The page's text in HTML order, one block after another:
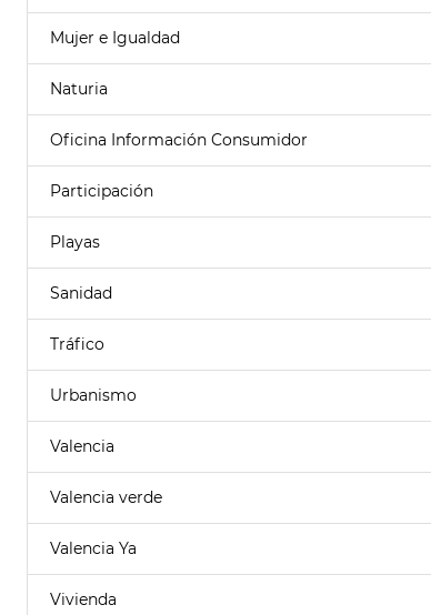
Mujer e Igualdad
Naturia
Oficina Información Consumidor
Participación
Playas
Sanidad
Tráfico
Urbanismo
Valencia
Valencia verde
Valencia Ya
Vivienda